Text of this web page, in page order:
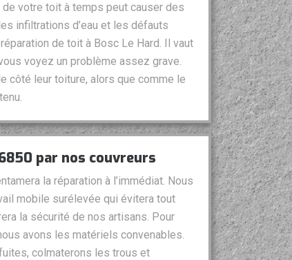
votre toit à temps peut causer des
infiltrations d’eau et les défauts
de toit à Bosc Le Hard. Il vaut
voyez un problème assez grave.
côté leur toiture, alors que comme le
par nos couvreurs
la réparation à l’immédiat. Nous
mobile surélevée qui évitera tout
la sécurité de nos artisans. Pour
avons les matériels convenables.
colmaterons les trous et